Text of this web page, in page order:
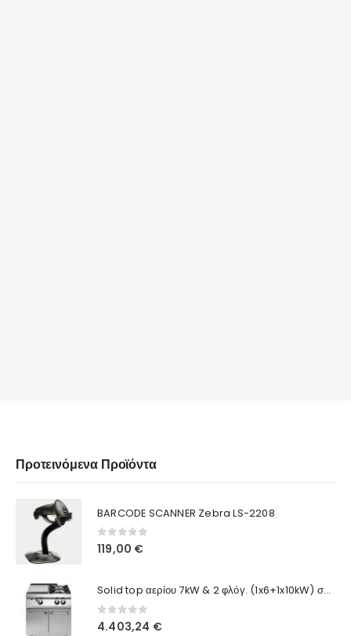
Προτεινόμενα Προϊόντα
BARCODE SCANNER Zebra LS-2208
0out of 5
119,00 €
Solid top αερίου 7kW & 2 φλόγ. (1x6+1x10kW) σε βάση με 2 πόρτες R90/80TPPGF/P ROC900
0 out of 5
4.403,24 €